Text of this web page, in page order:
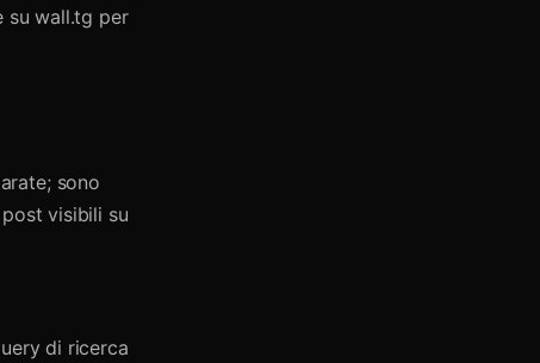
su wall.tg per
sono
visibili su
di ricerca